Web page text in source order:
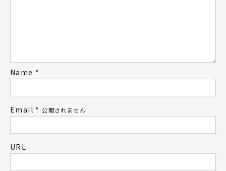
Name *
Email * 公開されません
URL